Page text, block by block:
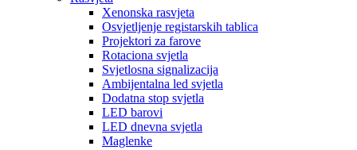
Xenonska rasvjeta
Osvjetljenje registarskih tablica
Projektori za farove
Rotaciona svjetla
Svjetlosna signalizacija
Ambijentalna led svjetla
Dodatna stop svjetla
LED barovi
LED dnevna svjetla
Maglenke